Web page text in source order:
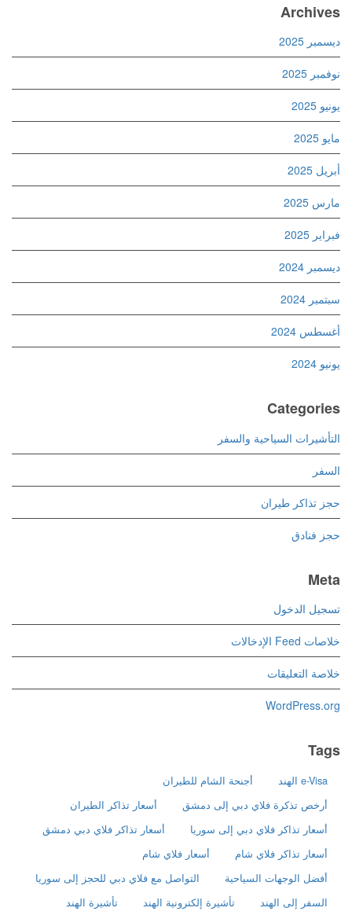
Archives
ديسمبر 2025
نوفمبر 2025
يونيو 2025
مايو 2025
أبريل 2025
مارس 2025
فبراير 2025
ديسمبر 2024
سبتمبر 2024
أغسطس 2024
يونيو 2024
Categories
التأشيرات السياحية والسفر
السفر
حجز تذاكر طيران
حجز فنادق
Meta
تسجيل الدخول
خلاصات Feed الإدخالات
خلاصة التعليقات
WordPress.org
Tags
e-Visa الهند
أجنحة الشام للطيران
أرخص تذكرة فلاي دبي إلى دمشق
أسعار تذاكر الطيران
أسعار تذاكر فلاي دبي إلى سوريا
أسعار تذاكر فلاي دبي دمشق
أسعار تذاكر فلاي شام
أسعار فلاي شام
أفضل الوجهات السياحية
التواصل مع فلاي دبي للحجز إلى سوريا
السفر إلى الهند
تأشيرة إلكترونية الهند
تأشيرة الهند